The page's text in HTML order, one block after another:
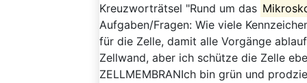
Kreuzworträtsel "Rund um das
Aufgaben/Fragen: Wie viele
für die Zelle, damit alle Vorgänge
Zellwand, aber ich schütze die Zelle
ZELLMEMBRANIch bin grün und